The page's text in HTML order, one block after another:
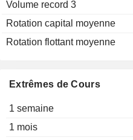
Volume record 3
Rotation capital moyenne
Rotation flottant moyenne
Extrêmes de Cours
1 semaine
1 mois